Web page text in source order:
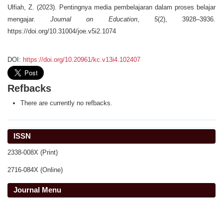
ISSN
2338-008X (Print)
2716-084X (Online)
Journal Menu
Ulfiah, Z. (2023). Pentingnya media pembelajaran dalam proses belajar
mengajar.Journal on Education, 5(2), 3928–3936.
https://doi.org/10.31004/joe.v5i2.1074
DOI: https://doi.org/10.20961/kc.v13i4.102407
Refbacks
There are currently no refbacks.